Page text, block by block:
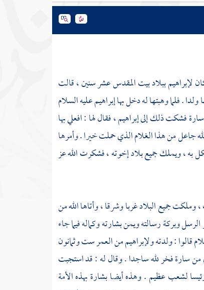
لإبراهيمببلادبيت المقدسعشر سنين ، قالت
. فلما وهبتها له دخل بهاإبراهيمعليه السلام
سارةفشكت ذلك إلىإبراهيم، فقال لها : افعلي بها
جاعل من هذا الغلام الذي حملت خيرا . وأمرها
به ، ويملك جميع بلاد إخوته ، فشكرت الله عز
جميع البلاد غربا وشرقا ، وأتاها الله من
وبركة رسالته ويمن بشارته وكماله فيما جاء
قالوا : ولدتهولإبراهيممن العمر ست وثمانون
منسارةفخر لله ساجدا . وقال له : قد استجبت
لشعب عظيم . وهذه أيضا بشارة بهذه الأمة